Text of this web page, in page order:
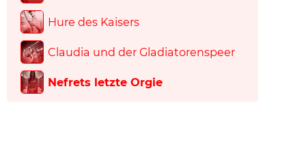
Hure des Kaisers
Claudia und der Gladiatorenspeer
Nefrets letzte Orgie